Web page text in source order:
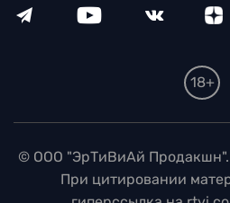
18+
© ООО "ЭрТиВиАй
При цитировании